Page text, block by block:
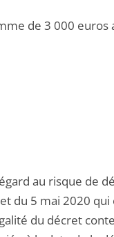
de 3 000
au risque de
du 5 mai 2020
du décret